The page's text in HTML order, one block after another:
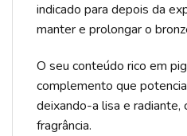
indicado para depois da
manter e prolongar o
O seu conteúdo rico em
complemento que
deixando-a lisa e radiante,
fragrância.